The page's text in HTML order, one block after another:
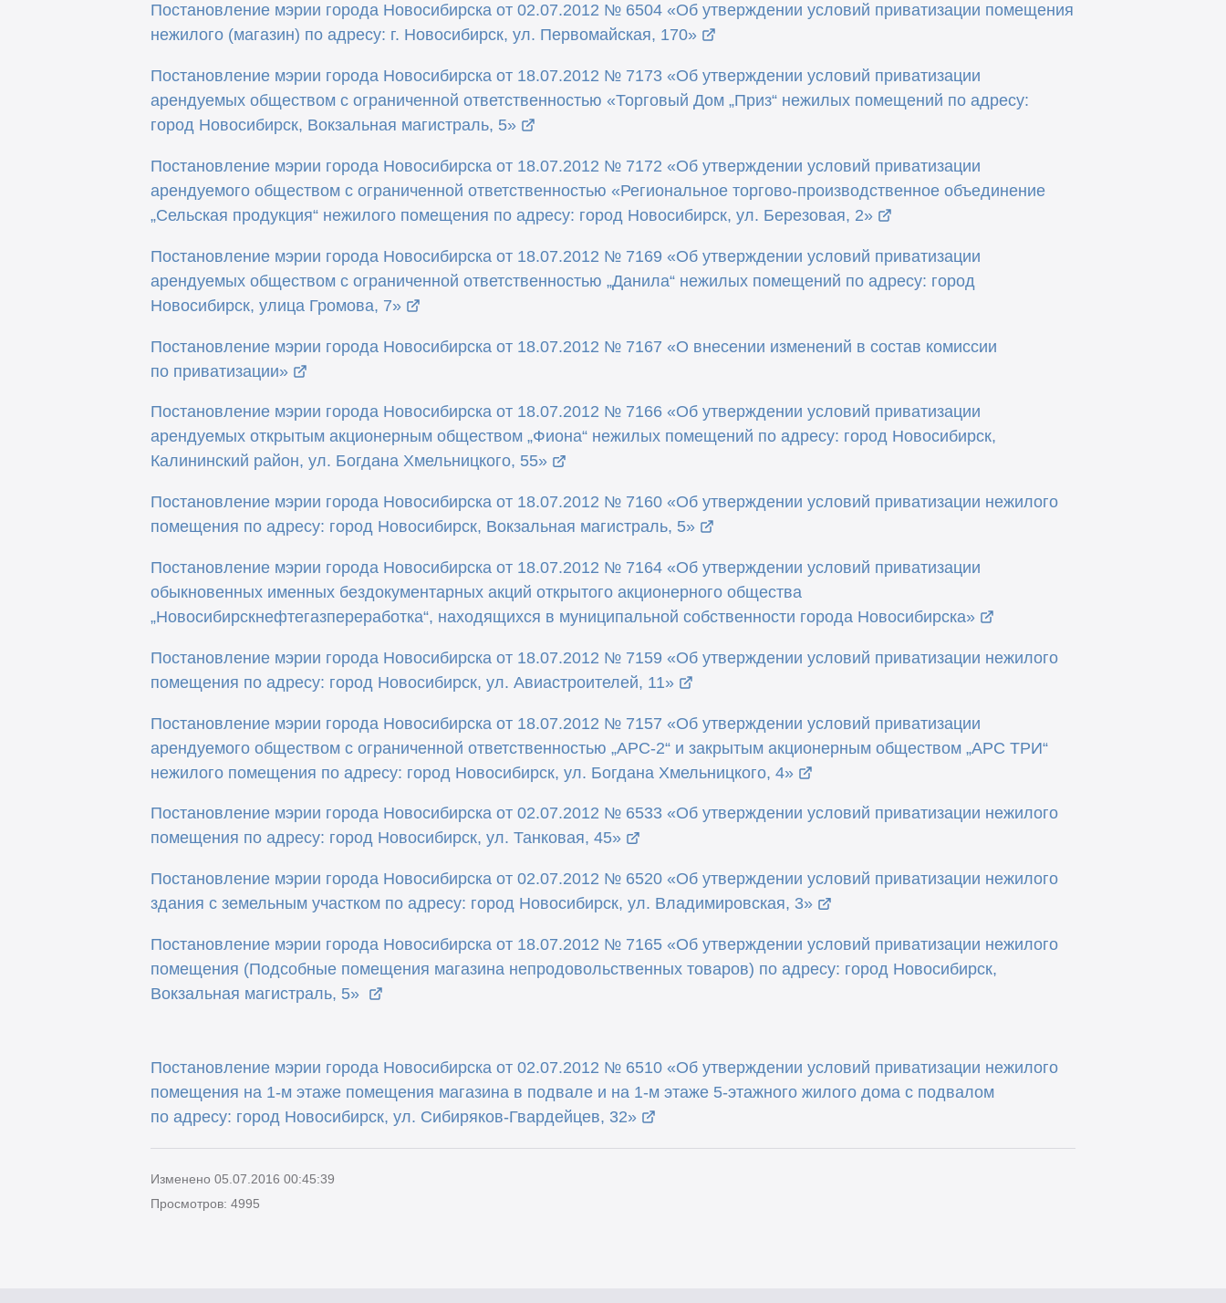
Постановление мэрии города Новосибирска от 02.07.2012 № 6504 «Об утверждении условий приватизации помещения
нежилого (магазин) по адресу: г. Новосибирск, ул. Первомайская, 170»
Постановление мэрии города Новосибирска от 18.07.2012 № 7173 «Об утверждении условий приватизации
арендуемых обществом с ограниченной ответственностью «Торговый Дом „Приз“ нежилых помещений по адресу:
город Новосибирск, Вокзальная магистраль, 5»
Постановление мэрии города Новосибирска от 18.07.2012 № 7172 «Об утверждении условий приватизации
арендуемого обществом с ограниченной ответственностью «Региональное торгово-производственное объединение
„Сельская продукция“ нежилого помещения по адресу: город Новосибирск, ул. Березовая, 2»
Постановление мэрии города Новосибирска от 18.07.2012 № 7169 «Об утверждении условий приватизации
арендуемых обществом с ограниченной ответственностью „Данила“ нежилых помещений по адресу: город
Новосибирск, улица Громова, 7»
Постановление мэрии города Новосибирска от 18.07.2012 № 7167 «О внесении изменений в состав комиссии
по приватизации»
Постановление мэрии города Новосибирска от 18.07.2012 № 7166 «Об утверждении условий приватизации
арендуемых открытым акционерным обществом „Фиона“ нежилых помещений по адресу: город Новосибирск,
Калининский район, ул. Богдана Хмельницкого, 55»
Постановление мэрии города Новосибирска от 18.07.2012 № 7160 «Об утверждении условий приватизации нежилого
помещения по адресу: город Новосибирск, Вокзальная магистраль, 5»
Постановление мэрии города Новосибирска от 18.07.2012 № 7164 «Об утверждении условий приватизации
обыкновенных именных бездокументарных акций открытого акционерного общества
„Новосибирскнефтегазпереработка“, находящихся в муниципальной собственности города Новосибирска»
Постановление мэрии города Новосибирска от 18.07.2012 № 7159 «Об утверждении условий приватизации нежилого
помещения по адресу: город Новосибирск, ул. Авиастроителей, 11»
Постановление мэрии города Новосибирска от 18.07.2012 № 7157 «Об утверждении условий приватизации
арендуемого обществом с ограниченной ответственностью „АРС-2“ и закрытым акционерным обществом „АРС ТРИ“
нежилого помещения по адресу: город Новосибирск, ул. Богдана Хмельницкого, 4»
Постановление мэрии города Новосибирска от 02.07.2012 № 6533 «Об утверждении условий приватизации нежилого
помещения по адресу: город Новосибирск, ул. Танковая, 45»
Постановление мэрии города Новосибирска от 02.07.2012 № 6520 «Об утверждении условий приватизации нежилого
здания с земельным участком по адресу: город Новосибирск, ул. Владимировская, 3»
Постановление мэрии города Новосибирска от 18.07.2012 № 7165 «Об утверждении условий приватизации нежилого
помещения (Подсобные помещения магазина непродовольственных товаров) по адресу: город Новосибирск,
Вокзальная магистраль, 5»
Постановление мэрии города Новосибирска от 02.07.2012 № 6510 «Об утверждении условий приватизации нежилого
помещения на 1-м этаже помещения магазина в подвале и на 1-м этаже 5-этажного жилого дома с подвалом
по адресу: город Новосибирск, ул. Сибиряков-Гвардейцев, 32»
Изменено 05.07.2016 00:45:39
Просмотров: 4995